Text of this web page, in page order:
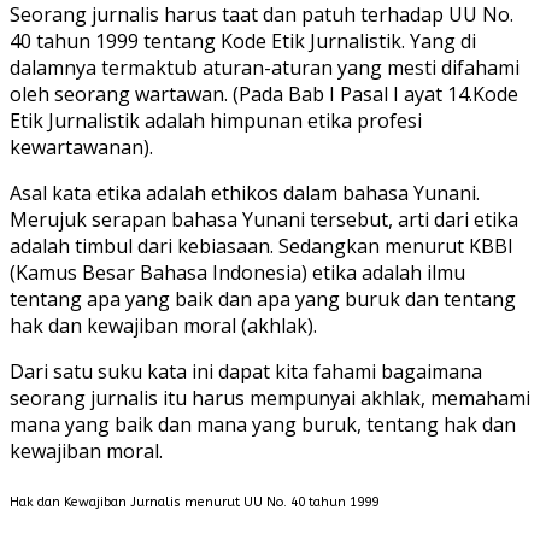
Seorang jurnalis harus taat dan patuh terhadap UU No.
40 tahun 1999 tentang Kode Etik Jurnalistik. Yang di
dalamnya termaktub aturan-aturan yang mesti difahami
oleh seorang wartawan. (Pada Bab I Pasal I ayat 14.Kode
Etik Jurnalistik adalah himpunan etika profesi
kewartawanan).
Asal kata etika adalah ethikos dalam bahasa Yunani.
Merujuk serapan bahasa Yunani tersebut, arti dari etika
adalah timbul dari kebiasaan. Sedangkan menurut KBBI
(Kamus Besar Bahasa Indonesia) etika adalah ilmu
tentang apa yang baik dan apa yang buruk dan tentang
hak dan kewajiban moral (akhlak).
Dari satu suku kata ini dapat kita fahami bagaimana
seorang jurnalis itu harus mempunyai akhlak, memahami
mana yang baik dan mana yang buruk, tentang hak dan
kewajiban moral.
Hak dan Kewajiban Jurnalis menurut UU No. 40 tahun 1999